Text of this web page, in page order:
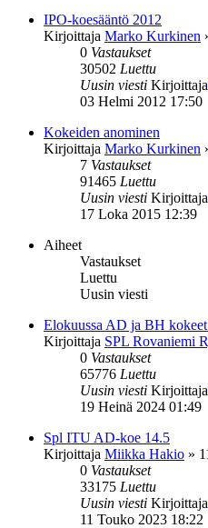
IPO-koesääntö 2012
Kirjoittaja Marko Kurkinen
0 Vastaukset
30502 Luettu
Uusin viesti Kirjoittaja
03 Helmi 2012 17:50
Kokeiden anominen
Kirjoittaja Marko Kurkinen
7 Vastaukset
91465 Luettu
Uusin viesti Kirjoittaja
17 Loka 2015 12:39
Aiheet
Vastaukset
Luettu
Uusin viesti
Elokuussa AD ja BH
Kirjoittaja SPL Rovaniemi
0 Vastaukset
65776 Luettu
Uusin viesti Kirjoittaja
19 Heinä 2024 01:49
Spl ITU AD-koe 14.5
Kirjoittaja Miikka Hakio »
0 Vastaukset
33175 Luettu
Uusin viesti Kirjoittaja
11 Touko 2023 18:22